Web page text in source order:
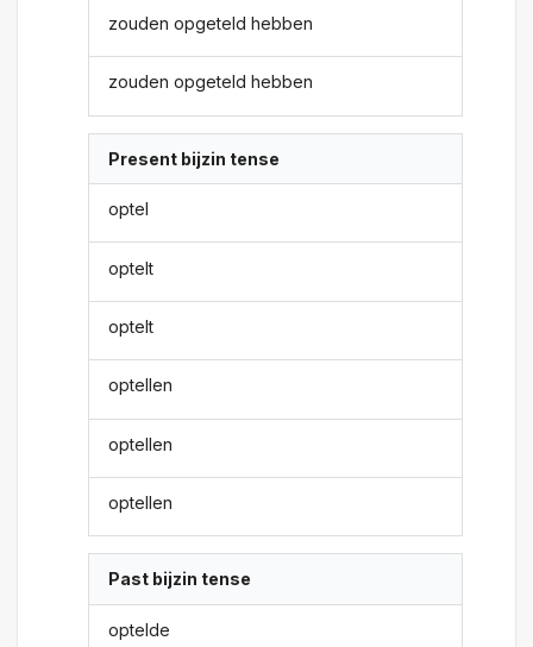
zouden opgeteld hebben
zouden opgeteld hebben
Present bijzin tense
optel
optelt
optelt
optellen
optellen
optellen
Past bijzin tense
optelde